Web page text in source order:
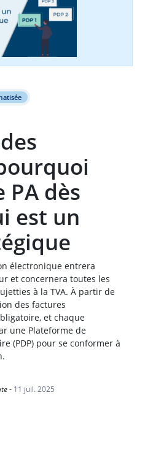
PA dès
est un
électronique entrera
et concernera toutes les
à la TVA. À partir de
des factures
et chaque
une Plateforme de
(PDP) pour se conformer à
- 11 juil. 2025